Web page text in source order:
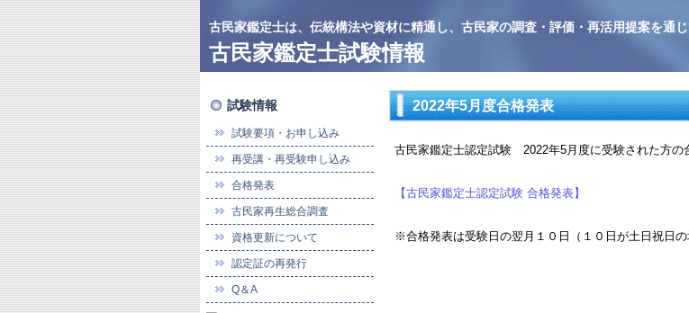
古民家鑑定士は、伝統構法や資材に精通し、古民家の調査・評価・再活用提案を通
古民家鑑定士試験情報
試験情報
試験要項・お申し込み
再受講・再受験申し込み
合格発表
古民家再生総合調査
資格更新について
認定証の再発行
Q＆A
2022年5月度合格発表
古民家鑑定士認定試験 2022年5月度に受験された方の
【古民家鑑定士認定試験 合格発表】
※合格発表は受験日の翌月１０日（１０日が土日祝日